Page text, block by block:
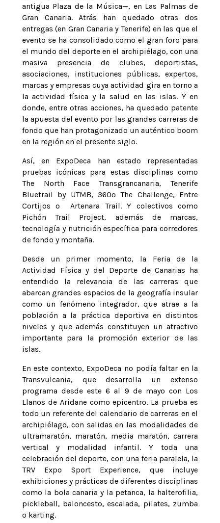
antigua Plaza de la Música—, en Las Palmas de
Gran Canaria. Atrás han quedado otras dos
entregas (en Gran Canaria y Tenerife) en las que el
evento se ha consolidado como el gran foro para
el mundo del deporte en el archipiélago, con una
masiva presencia de clubes, deportistas,
asociaciones, instituciones públicas, expertos,
marcas y empresas cuya actividad gira en torno a
la actividad física y la salud en las islas. Y en
donde, entre otras acciones, ha quedado patente
la apuesta del evento por las grandes carreras de
fondo que han protagonizado un auténtico boom
en la región en el presente siglo.
Así, en ExpoDeca han estado representadas
pruebas icónicas para estas disciplinas como
The North Face Transgrancanaria, Tenerife
Bluetrail by UTMB, 360º The Challenge, Entre
Cortijos o Artenara Trail. Y colectivos como
Pichón Trail Project, además de marcas,
tecnología y nutrición específica para corredores
de fondo y montaña.
Desde un primer momento, la Feria de la
Actividad Física y del Deporte de Canarias ha
entendido la relevancia de las carreras que
abarcan grandes espacios de la geografía insular
como un fenómeno integrador, que atrae a la
población a la práctica deportiva en distintos
niveles y que además constituyen un atractivo
importante para la promoción exterior de las
islas.
En este contexto, ExpoDeca no podía faltar en la
Transvulcania, que desarrolla un extenso
programa desde este 6 al 9 de mayo con Los
Llanos de Aridane como epicentro. La prueba es
todo un referente del calendario de carreras en el
archipiélago, con salidas en las modalidades de
ultramaratón, maratón, media maratón, carrera
vertical y modalidad infantil. Y toda una
celebración del deporte, con una feria paralela, la
TRV Expo Sport Experience, que incluye
exhibiciones y prácticas de diferentes disciplinas
como la bola canaria y la petanca, la halterofilia,
pickleball, baloncesto, escalada, pilates, zumba
o karting.